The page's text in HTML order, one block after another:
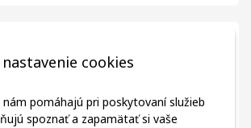
nastavenie cookies
pomáhajú pri poskytovaní služieb
spoznať a zapamätať si vaše
195/80R15 96T BluEarth